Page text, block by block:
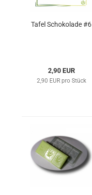
Tafel Schokolade #6
2,90 EUR
2,90 EUR pro Stück